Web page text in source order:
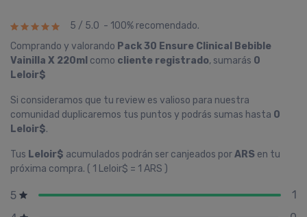
5 / 5.0 - 100% recomendado.
Comprando y valorando Pack 30 Ensure Clinical Bebible
Vainilla X 220ml como cliente registrado, sumarás 0
Leloir$
Si consideramos que tu review es valioso para nuestra
comunidad duplicaremos tus puntos y podrás sumas hasta 0
Leloir$.
Tus Leloir$ acumulados podrán ser canjeados porARS en tu
próxima compra. ( 1 Leloir$ = 1 ARS )
5
1